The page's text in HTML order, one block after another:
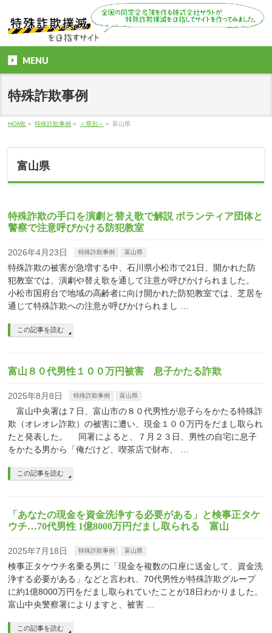
MENU
特殊詐欺事例
HOME » 特殊詐欺事例 » ＜県別＞ » 富山県
富山県
特殊詐欺の手口を演劇と替え歌で解説 ボランティア団体と
警察で注意呼びかける防犯教室
2026年4月23日 特殊詐欺事例 富山県
特殊詐欺の被害が急増する中、石川県小松市で21日、開かれた防
犯教室では、演劇や替え歌を通して注意が呼びかけられました。
小松市国府台で地域の高齢者に向け開かれた防犯教室では、芝居を
通じて特殊詐欺への注意が呼びかけられまし …
この記事を読む
富山８０代男性１００万円被害 息子かたる詐欺
2025年8月8日 特殊詐欺事例 富山県
富山中央署は７日、富山市の８０代男性が息子らをかたる特殊詐
欺（オレオレ詐欺）の被害に遭い、現金１００万円をだまし取られ
たと発表した。 同署によると、７月２３日、男性の自宅に息子
をかたる男から「俺だけど、喫茶店で財布、 …
この記事を読む
「あなたの現金を資金洗浄する必要がある」と検事正タケ
ウチ…70代男性 1億8000万円だまし取られる 富山
2025年7月18日 特殊詐欺事例 富山県
検事正タケウチ名乗る男に「現金を複数の口座に送金して、資金洗
浄する必要がある」などと言われ、70代男性が特殊詐欺グループ
に約1億8000万円をだまし取られていたことが18日わかりました。
富山中央警察署によりますと、被害 …
この記事を読む